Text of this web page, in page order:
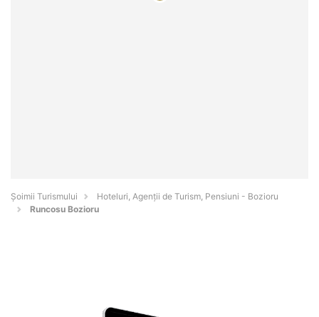
Șoimii Turismului
Hoteluri, Agenții de Turism, Pensiuni - Bozioru
Runcosu Bozioru